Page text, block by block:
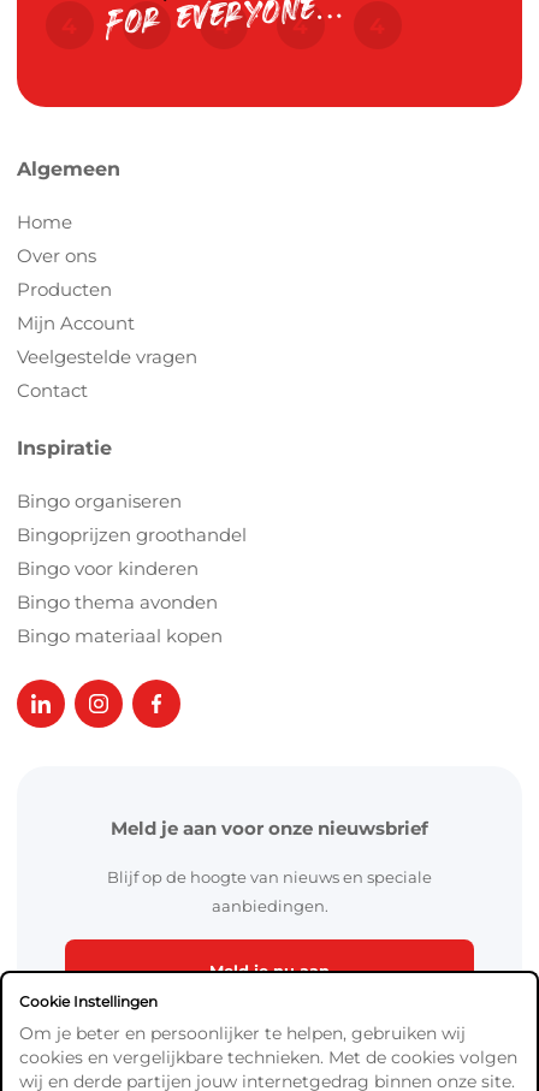
Algemeen
Home
Over ons
Producten
Mijn Account
Veelgestelde vragen
Contact
Inspiratie
Bingo organiseren
Bingoprijzen groothandel
Bingo voor kinderen
Bingo thema avonden
Bingo materiaal kopen
Meld je aan voor onze nieuwsbrief
Blijf op de hoogte van nieuws en speciale
aanbiedingen.
Meld je nu aan
Cookie Instellingen
Om je beter en persoonlijker te helpen, gebruiken wij
cookies en vergelijkbare technieken. Met de cookies volgen
wij en derde partijen jouw internetgedrag binnen onze site.